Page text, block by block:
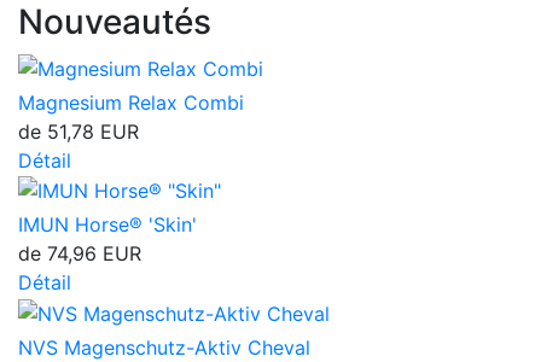
Nouveautés
Magnesium Relax Combi
de 51,78 EUR
Détail
IMUN Horse® 'Skin'
de 74,96 EUR
Détail
NVS Magenschutz-Aktiv Cheval